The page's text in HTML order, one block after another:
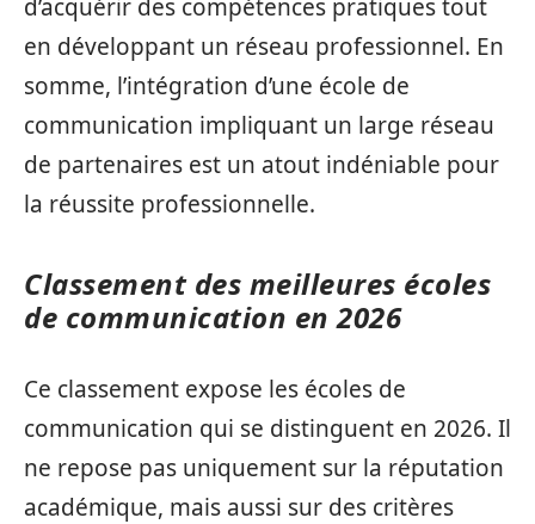
d’acquérir des compétences pratiques tout
en développant un réseau professionnel. En
somme, l’intégration d’une école de
communication impliquant un large réseau
de partenaires est un atout indéniable pour
la réussite professionnelle.
Classement des meilleures écoles
de communication en 2026
Ce classement expose les écoles de
communication qui se distinguent en 2026. Il
ne repose pas uniquement sur la réputation
académique, mais aussi sur des critères